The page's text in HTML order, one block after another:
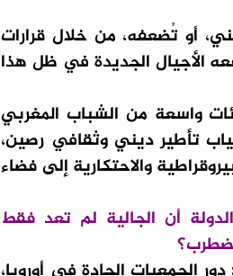
أو تُضعفه، من خلال قرارات
الأجيال الجديدة في ظل هذا
واسعة من الشباب المغربي
تأطير ديني وثقافي رصين،
والاحتكارية إلى فضاء
أن الجالية لم تعد فقط